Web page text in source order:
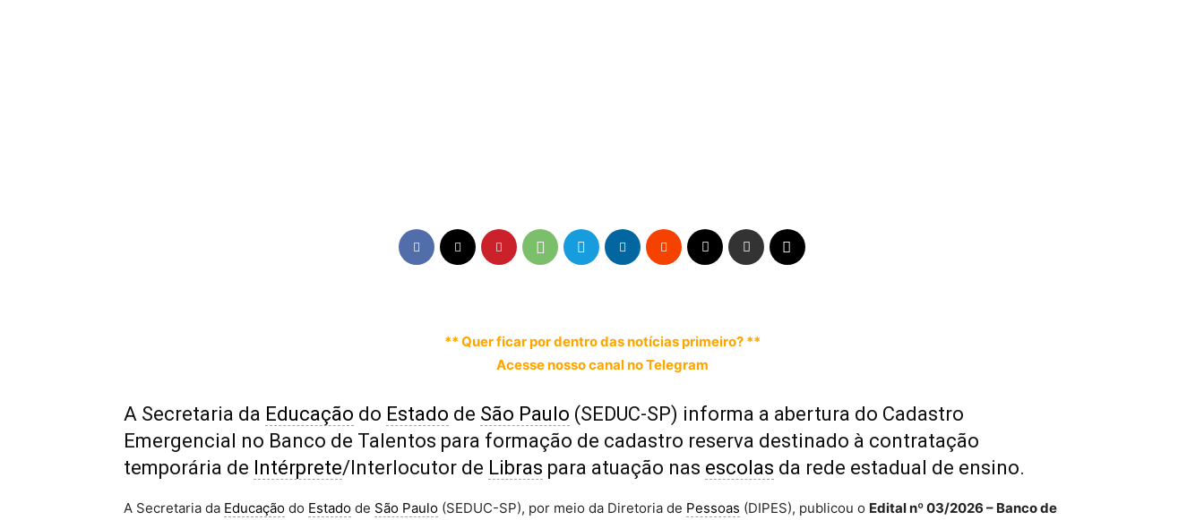
** Quer ficar por dentro das notícias primeiro? **
Acesse nosso canal no Telegram
A Secretaria da Educação do Estado de São Paulo (SEDUC-SP) informa a abertura do Cadastro
Emergencial no Banco de Talentos para formação de cadastro reserva destinado à contratação
temporária de Intérprete/Interlocutor de Libras para atuação nas escolas da rede estadual de ensino.
A Secretaria da Educação do Estado de São Paulo (SEDUC-SP), por meio da Diretoria de Pessoas (DIPES), publicou o Edital nº 03/2026 – Banco de